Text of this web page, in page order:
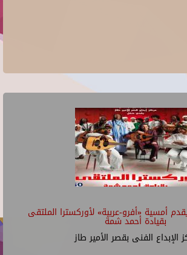
أمسية «أفرو-عربية» لأوركسترا الملتقى
بقيادة أحمد شمة
الإبداع الفنى بقصر الأمير طاز